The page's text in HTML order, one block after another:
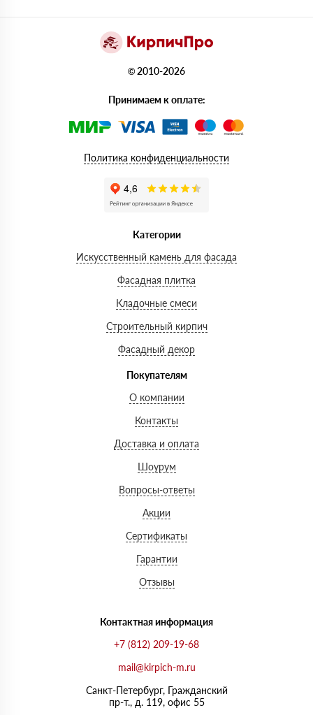
© 2010-2026
Принимаем к оплате:
Политика конфиденциальности
Категории
Искусственный камень для фасада
Фасадная плитка
Кладочные смеси
Строительный кирпич
Фасадный декор
Покупателям
О компании
Контакты
Доставка и оплата
Шоурум
Вопросы-ответы
Акции
Сертификаты
Гарантии
Отзывы
Контактная информация
+7 (812) 209-19-68
mail@kirpich-m.ru
Санкт-Петербург, Граждaнский
пр-т., д. 119, офис 55